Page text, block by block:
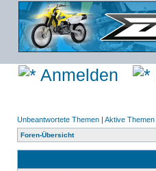
Anmelden
Unbeantwortete Themen | Aktive Themen
Foren-Übersicht